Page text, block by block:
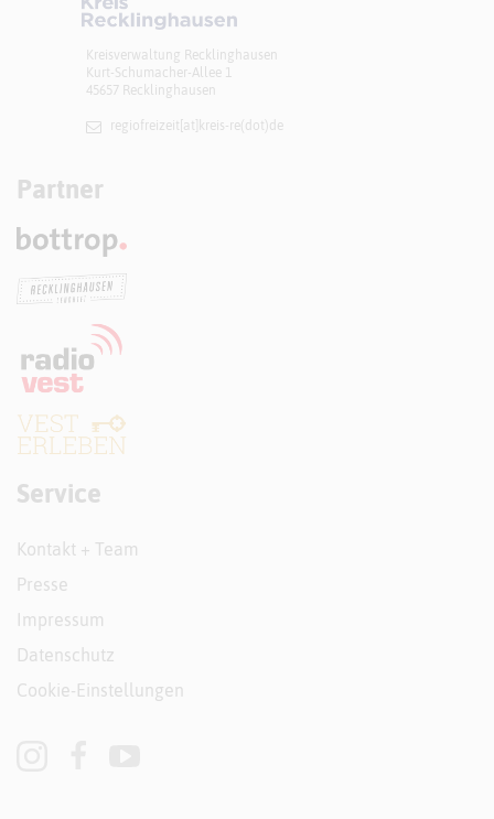
Kreisverwaltung Recklinghausen
Kurt-Schumacher-Allee 1
45657 Recklinghausen
regiofreizeit[at]​kreis-re(dot)de
Partner
Service
Kontakt + Team
Presse
Impressum
Datenschutz
Cookie-Einstellungen